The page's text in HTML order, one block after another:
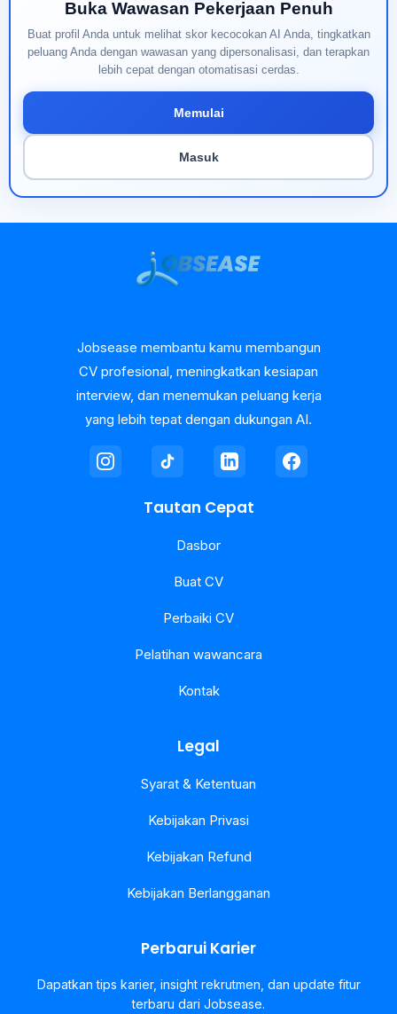
Buka Wawasan Pekerjaan Penuh
Buat profil Anda untuk melihat skor kecocokan AI Anda, tingkatkan
peluang Anda dengan wawasan yang dipersonalisasi, dan terapkan
lebih cepat dengan otomatisasi cerdas.
Memulai
Masuk
Jobsease membantu kamu membangun
CV profesional, meningkatkan kesiapan
interview, dan menemukan peluang kerja
yang lebih tepat dengan dukungan AI.
Tautan Cepat
Dasbor
Buat CV
Perbaiki CV
Pelatihan wawancara
Kontak
Legal
Syarat & Ketentuan
Kebijakan Privasi
Kebijakan Refund
Kebijakan Berlangganan
Perbarui Karier
Dapatkan tips karier, insight rekrutmen, dan update fitur
terbaru dari Jobsease.